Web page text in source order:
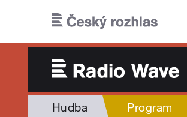
Hudba Program